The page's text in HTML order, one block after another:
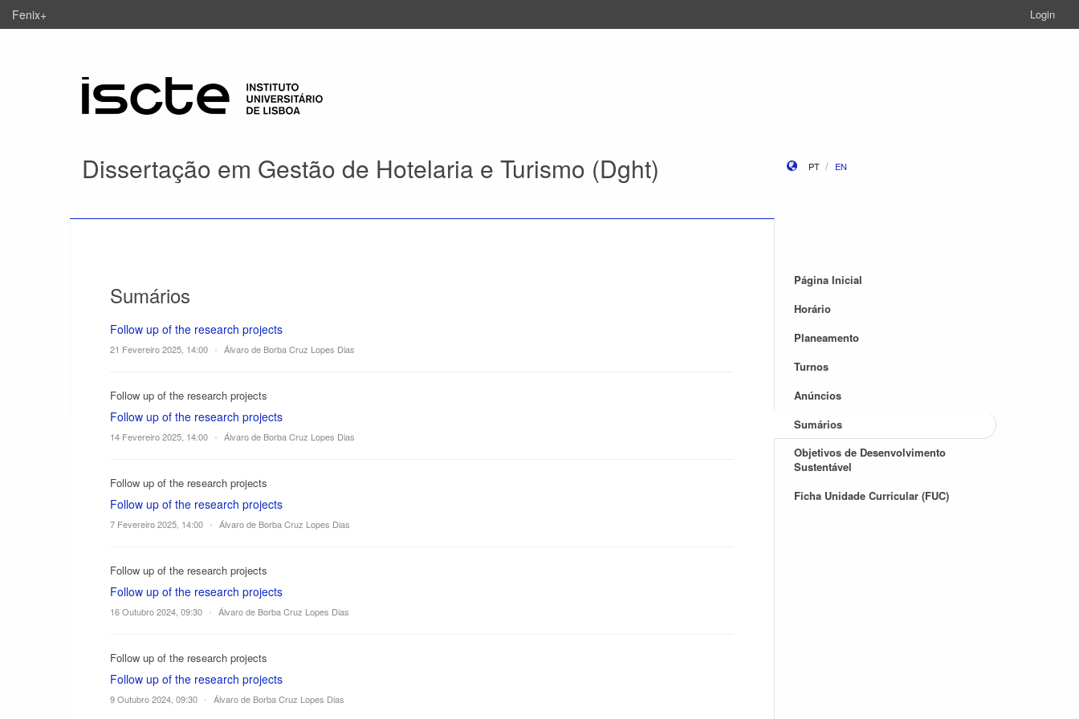
Fenix+ Login
Dissertação em Gestão de Hotelaria e Turismo (Dght) PT EN
Sumários
Follow up of the research projects
21 Fevereiro 2025, 14:00 • Álvaro de Borba Cruz Lopes Dias
Follow up of the research projects
Follow up of the research projects
14 Fevereiro 2025, 14:00 • Álvaro de Borba Cruz Lopes Dias
Follow up of the research projects
Follow up of the research projects
7 Fevereiro 2025, 14:00 • Álvaro de Borba Cruz Lopes Dias
Follow up of the research projects
Follow up of the research projects
16 Outubro 2024, 09:30 • Álvaro de Borba Cruz Lopes Dias
Follow up of the research projects
Follow up of the research projects
9 Outubro 2024, 09:30 • Álvaro de Borba Cruz Lopes Dias
Página Inicial
Horário
Planeamento
Turnos
Anúncios
Sumários
Objetivos de Desenvolvimento
Sustentável
Ficha Unidade Curricular (FUC)